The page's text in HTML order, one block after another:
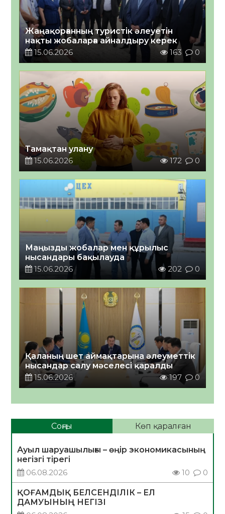
Жаңақорғанның туристік әлеуетін
нақты жобаларға айналдыру керек
15.06.2026
163 0
Тамақтан улану
15.06.2026
172 0
Маңызды жобалар мен құрылыс
нысандары бақылауда
15.06.2026
202 0
Қаланың шет аймақтарына әлеуметтік
нысандар салу мәселесі қаралды
15.06.2026
197 0
Соңғы Көп қаралған
Ауыл шаруашылығы – өңір экономикасының
негізгі тірегі
06.08.2026
10 0
ҚОҒАМДЫҚ БЕЛСЕНДІЛІК – ЕЛ
ДАМУЫНЫҢ НЕГІЗІ